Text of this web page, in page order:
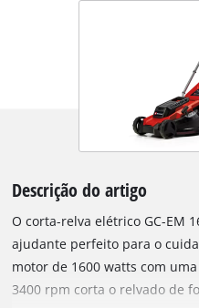
Descrição do artigo
O corta-relva elétrico GC-EM
ajudante perfeito para o
motor de 1600 watts com
3400 rpm corta o relvado de